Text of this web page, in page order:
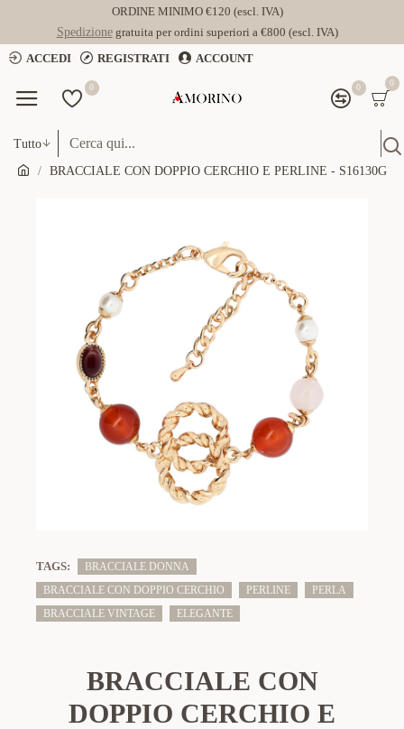
ORDINE MINIMO €120 (escl. IVA)
Spedizionegratuita per ordini superiori a €800 (escl. IVA)
ACCEDI
REGISTRATI ACCOUNT
0 0 0
Tutto
BRACCIALE CON DOPPIO CERCHIO E PERLINE - S16130G
TAGS:
BRACCIALE DONNA
BRACCIALE CON DOPPIO CERCHIO
PERLINE
PERLA
BRACCIALE VINTAGE
ELEGANTE
BRACCIALE CON
DOPPIO CERCHIO E